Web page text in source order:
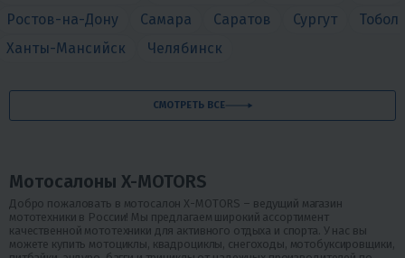
Ростов-на-Дону
Самара Саратов Сургут
Ханты-Мансийск
Челябинск
СМОТРЕТЬ ВСЕ
Мотосалоны X-MOTORS
Добро пожаловать в мотосалон X-MOTORS – ведущий магазин
мототехники в России! Мы предлагаем широкий ассортимент
качественной мототехники для активного отдыха и спорта. У нас вы
можете купить мотоциклы, квадроциклы, снегоходы, мотобуксировщики,